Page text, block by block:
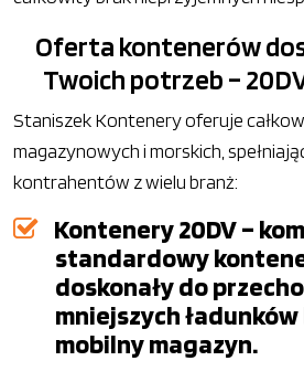
Oferta kontenerów
Twoich potrzeb –
Staniszek Kontenery oferuje
magazynowych i morskich,
kontrahentów z wielu branż:
Kontenery 20DV –
standardowy
doskonały do
mniejszych
mobilny magazyn.